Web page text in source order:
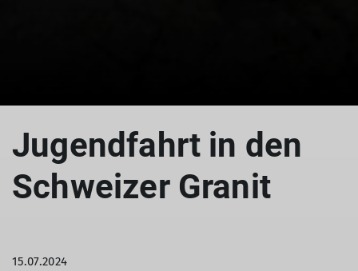
Jugendfahrt in den
Schweizer Granit
15.07.2024